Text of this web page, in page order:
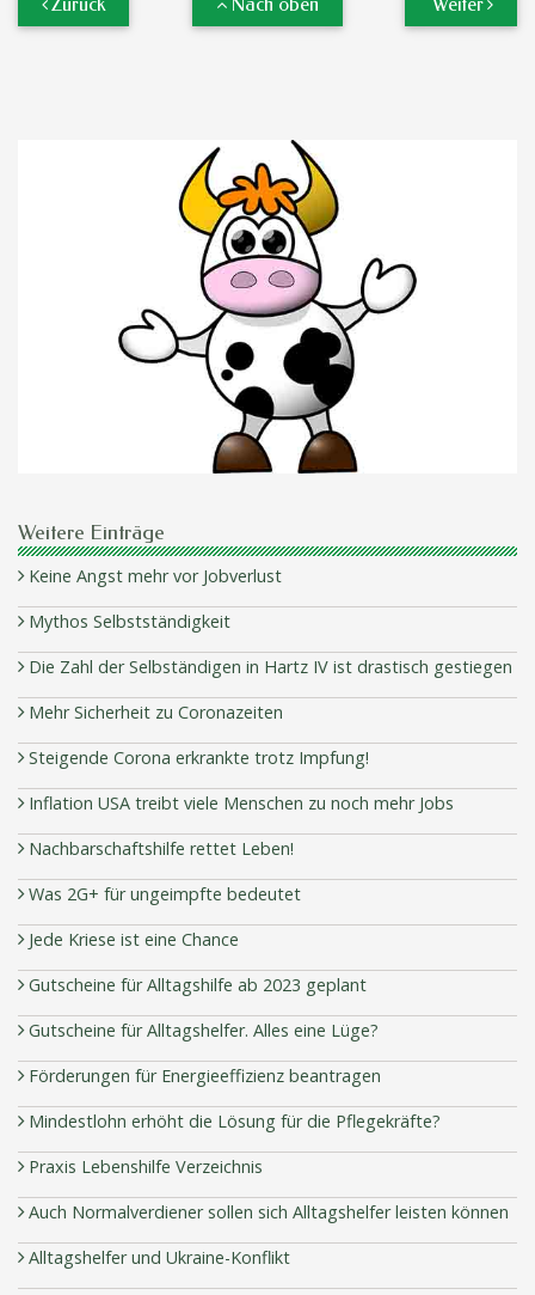
Weitere Einträge
Keine Angst mehr vor Jobverlust
Mythos Selbstständigkeit
Die Zahl der Selbständigen in Hartz IV ist drastisch gestiegen
Mehr Sicherheit zu Coronazeiten
Steigende Corona erkrankte trotz Impfung!
Inflation USA treibt viele Menschen zu noch mehr Jobs
Nachbarschaftshilfe rettet Leben!
Was 2G+ für ungeimpfte bedeutet
Jede Kriese ist eine Chance
Gutscheine für Alltagshilfe ab 2023 geplant
Gutscheine für Alltagshelfer. Alles eine Lüge?
Förderungen für Energieeffizienz beantragen
Mindestlohn erhöht die Lösung für die Pflegekräfte?
Praxis Lebenshilfe Verzeichnis
Auch Normalverdiener sollen sich Alltagshelfer leisten können
Alltagshelfer und Ukraine-Konflikt